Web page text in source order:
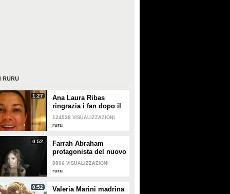
RURU
1:27
Ana Laura Ribas
ringrazia i fan dopo il
malore in tv
124538 VISUALIZZAZIONI
ruru
0:52
Farrah Abraham
protagonista del nuovo
numero di Metropolis
Night
8806 VISUALIZZAZIONI
ruru
0:52
Valeria Marini madrina